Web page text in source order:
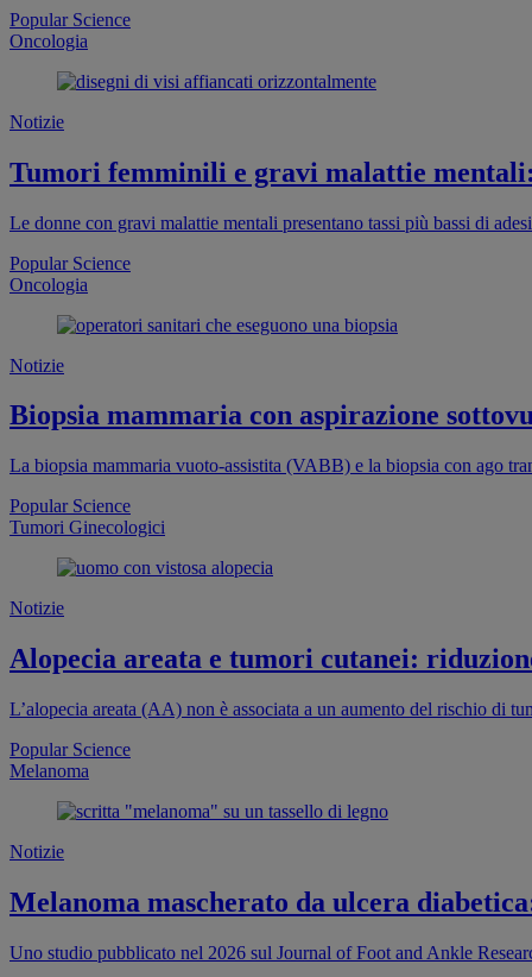
Popular Science
Oncologia
Notizie
Tumori femminili e gravi malattie
Le donne con gravi malattie mentali presentano tassi più bassi di
Popular Science
Oncologia
Notizie
Biopsia mammaria con aspirazione
La biopsia mammaria vuoto-assistita (VABB) e la biopsia con ago
Popular Science
Tumori Ginecologici
Notizie
Alopecia areata e tumori cutanei:
L’alopecia areata (AA) non è associata a un aumento del rischio di
Popular Science
Melanoma
Notizie
Melanoma mascherato da ulcera
Uno studio pubblicato nel 2026 sul Journal of Foot and Ankle